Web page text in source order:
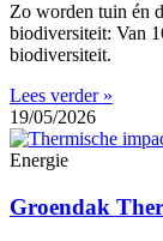
Zo worden tuin én
biodiversiteit: Van
biodiversiteit.
Lees verder »
19/05/2026
Energie
Groendak